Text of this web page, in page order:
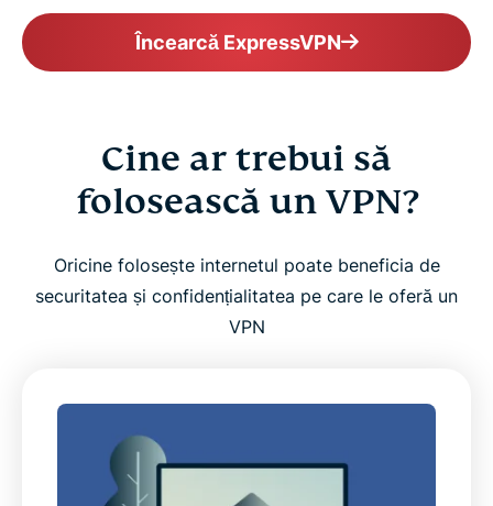
Încearcă ExpressVPN
Cine ar trebui să
folosească un VPN?
Oricine folosește internetul poate beneficia de
securitatea și confidențialitatea pe care le oferă un
VPN